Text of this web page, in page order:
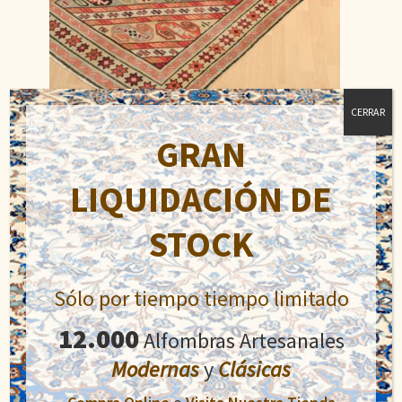
Dagestán
800,00€
El
precio
original
era:
800,00€.
484,00€El
precio
actual
es:
484,00€.
Añadir al carrito
GRAN
LIQUIDACIÓN DE
STOCK
Sólo por tiempo tiempo limitado
12.000Alfombras Artesanales
ModernasyClásicas
CERRAR